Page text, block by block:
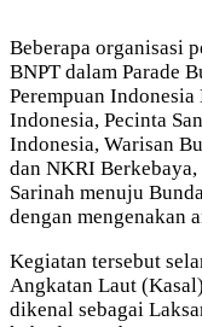
Beberapa organisasi
BNPT dalam Parade
Perempuan
Indonesia, Pecinta
Indonesia, Warisan
dan NKRI
Sarinah menuju
dengan mengenakan
Kegiatan tersebut
Angkatan Laut
dikenal sebagai